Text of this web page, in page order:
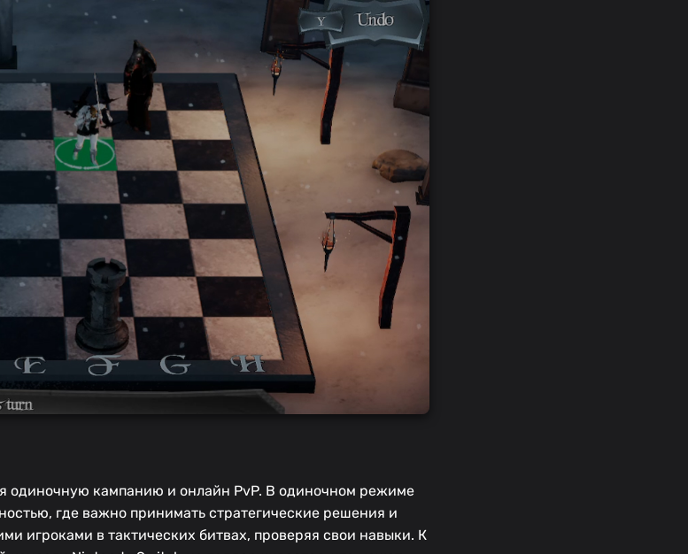
одиночную кампанию и онлайн PvP. В одиночном режиме
где важно принимать стратегические решения и
игроками в тактических битвах, проверяя свои навыки. К